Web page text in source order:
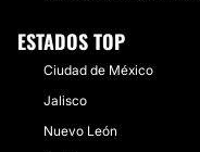
ESTADOS TOP
Ciudad de México
Jalisco
Nuevo León